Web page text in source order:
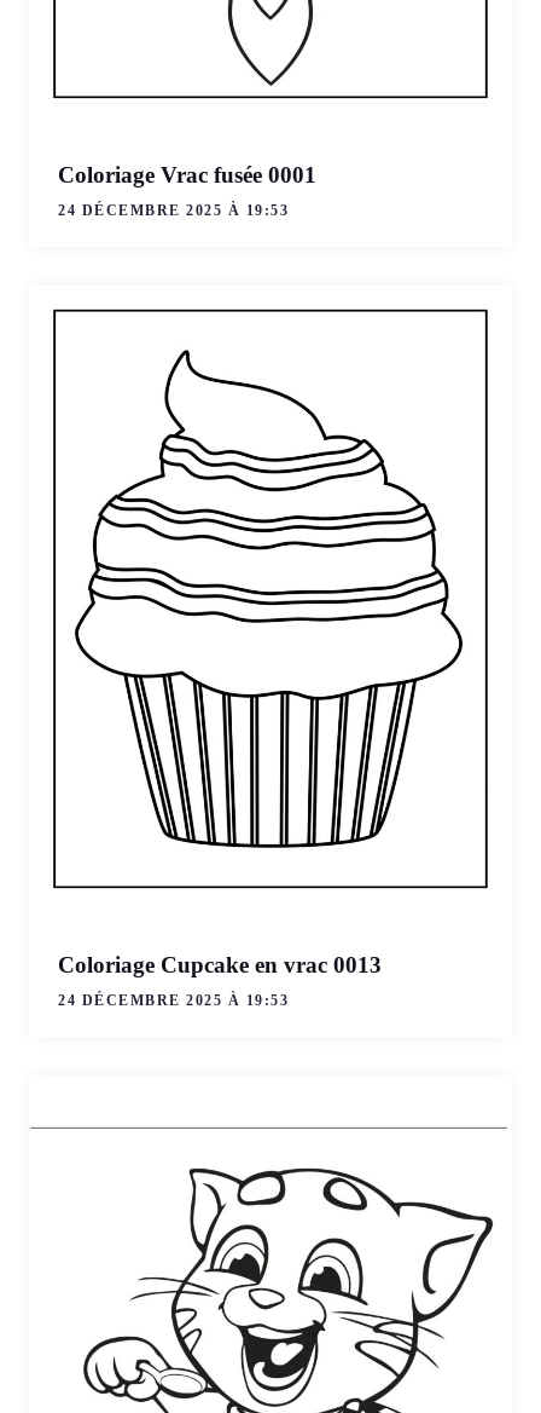
Coloriage Vrac fusée 0001
24 DÉCEMBRE 2025 À 19:53
Coloriage Cupcake en vrac 0013
24 DÉCEMBRE 2025 À 19:53